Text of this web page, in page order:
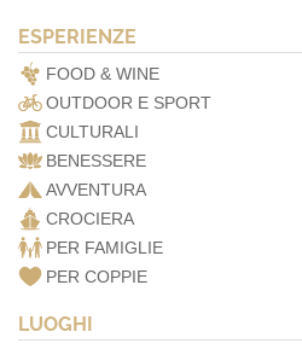
ESPERIENZE
FOOD & WINE
OUTDOOR E SPORT
CULTURALI
BENESSERE
AVVENTURA
CROCIERA
PER FAMIGLIE
PER COPPIE
LUOGHI